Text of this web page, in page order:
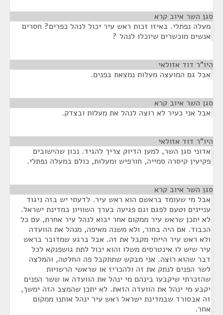
סגן השר איוב קרא
מעלה נפתלי. באיזו זכות ראש עיר יכול לנהל כפרים? חסרים
אנשים מוכשרים שיוכלו לנהל ?
היו"ר דוד אזולאי
אבל גם המועצה מעלות נמצאת בפנים.
סגן השר איוב קרא
אבל אני כעיר לא רוצה לנהל את מעלות ובצדק.
היו"ר דוד אזולאי
אדוני סגן השר, למען הדיוק צריך להגיד. נכון שהישובים
פקיעין קיסרה סמייה, חורפיש ומעלות, כולם במעלה נפתלי.
סגן השר איוב קרא
אבל מי שעומד בראשם הוא ראש עיר. לדעתי יש בזה ניגוד
עניינים וטעם לפגם וגם פגיעה בערך השוויון במדינת ישראל.
לא יתכן שראש עיר ממקום אחר יבוא לנהל עיר אחרת, עם כל
הכבוד. אם היה בחור, ולא משנה מאיפה, מנהל את הוועדה
ולא ראש עיר הייתי מקבל את זה. אבל ברגע שמדובר בראש
עיר שיש לו אינטרסים משלו והוא יכול לתת גושפנקא לכל
דבר שהוא רוצה. אני מבקש שתתקבל פה החלטה, והמלצה
לשר הפנים לנתק את זה ולהכריז או שראשי הרשויות
שהזכרתי שיקבעו בינהם מי ינהל את הוועדה או ששר הפנים
יקבע מי ינהל את הוועדה הזאת. לא יתכן שהמצב הזה ימשך,
זה אבסורד שבמדינת ישראל ראש עיר ינהל אותנו ממקום
אחר.